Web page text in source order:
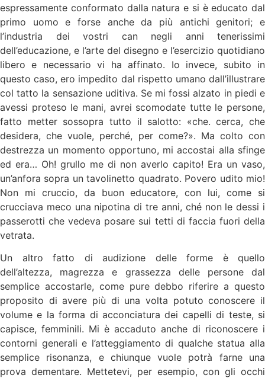
espressamente conformato dalla natura e si è educato dal
primo uomo e forse anche da più antichi genitori; e
l’industria dei vostri can negli anni tenerissimi
dell’educazione, e l’arte del disegno e l’esercizio quotidiano
libero e necessario vi ha affinato. Io invece, subito in
questo caso, ero impedito dal rispetto umano dall’illustrare
col tatto la sensazione uditiva. Se mi fossi alzato in piedi e
avessi proteso le mani, avrei scomodate tutte le persone,
fatto metter sossopra tutto il salotto: «che. cerca, che
desidera, che vuole, perché, per come?». Ma colto con
destrezza un momento opportuno, mi accostai alla sfinge
ed era… Oh! grullo me di non averlo capito! Era un vaso,
un’anfora sopra un tavolinetto quadrato. Povero udito mio!
Non mi cruccio, da buon educatore, con lui, come si
crucciava meco una nipotina di tre anni, ché non le dessi i
passerotti che vedeva posare sui tetti di faccia fuori della
vetrata.
Un altro fatto di audizione delle forme è quello
dell’altezza, magrezza e grassezza delle persone dal
semplice accostarle, come pure debbo riferire a questo
proposito di avere più di una volta potuto conoscere il
volume e la forma di acconciatura dei capelli di teste, si
capisce, femminili. Mi è accaduto anche di riconoscere i
contorni generali e l’atteggiamento di qualche statua alla
semplice risonanza, e chiunque vuole potrà farne una
prova dementare. Mettetevi, per esempio, con gli occhi